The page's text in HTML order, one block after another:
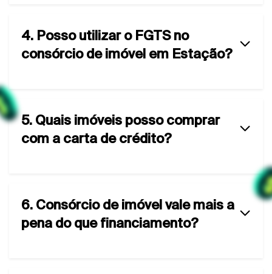
4. Posso utilizar o FGTS no
consórcio de imóvel em Estação?
5. Quais imóveis posso comprar
com a carta de crédito?
6. Consórcio de imóvel vale mais a
pena do que financiamento?